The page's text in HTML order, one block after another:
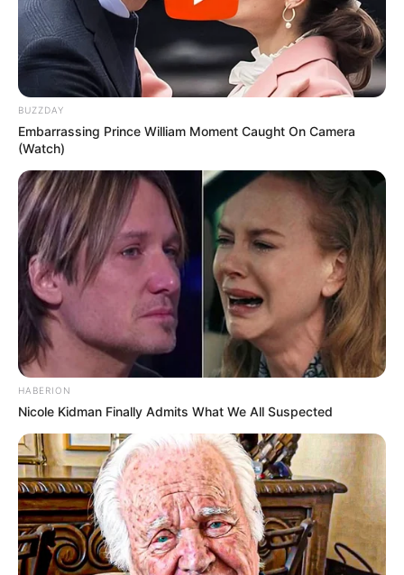
12.12.2024 11:44 ПОДІЇ
BUZZDAY
Embarrassing Prince William Moment Caught On Camera
(Watch)
HABERION
Nicole Kidman Finally Admits What We All Suspected